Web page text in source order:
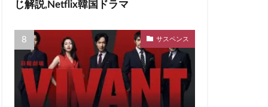
じ解説,Netflix韓国ドラマ
サスペンス